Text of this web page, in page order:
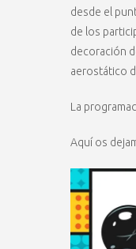
desde el
de los
decoración
aerostático
La
Aquí os